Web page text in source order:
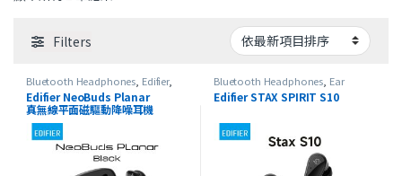
Filters
Bluetooth Headphones Edifier,
HeadSet, On-Ear Headphones ,
新產品
Edifier NeoBuds Planar
真無線平面磁驅動降噪耳機
Bluetooth Headphones Ear
Speaker ,Edifier ,HeadSet, In-Ear
Headphones,STAX
Edifier STAX SPIRIT S10